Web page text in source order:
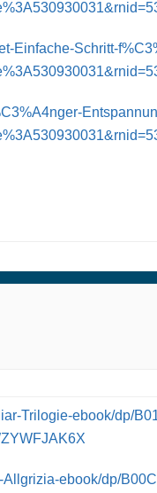
Einfache-Schritt-
Trilogie-ebook/dp/
ebook/dp/